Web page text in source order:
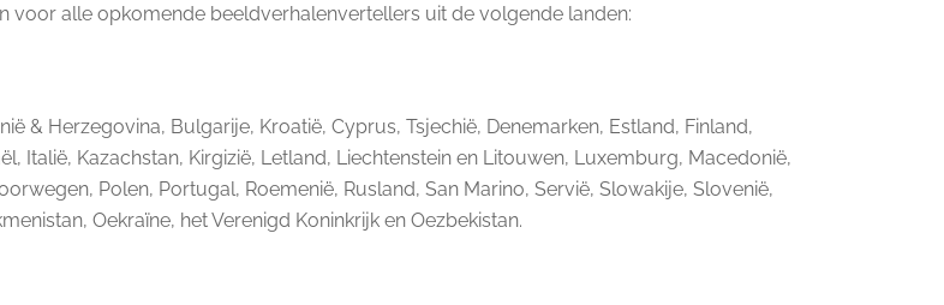
voor alle opkomende beeldverhalenvertellers uit de volgende landen:
& Herzegovina, Bulgarije, Kroatië, Cyprus, Tsjechië, Denemarken, Estland, Finland,
Italië, Kazachstan, Kirgizië, Letland, Liechtenstein en Litouwen, Luxemburg, Macedonië,
Polen, Portugal, Roemenië, Rusland, San Marino, Servië, Slowakije, Slovenië,
Oekraïne, het Verenigd Koninkrijk en Oezbekistan.